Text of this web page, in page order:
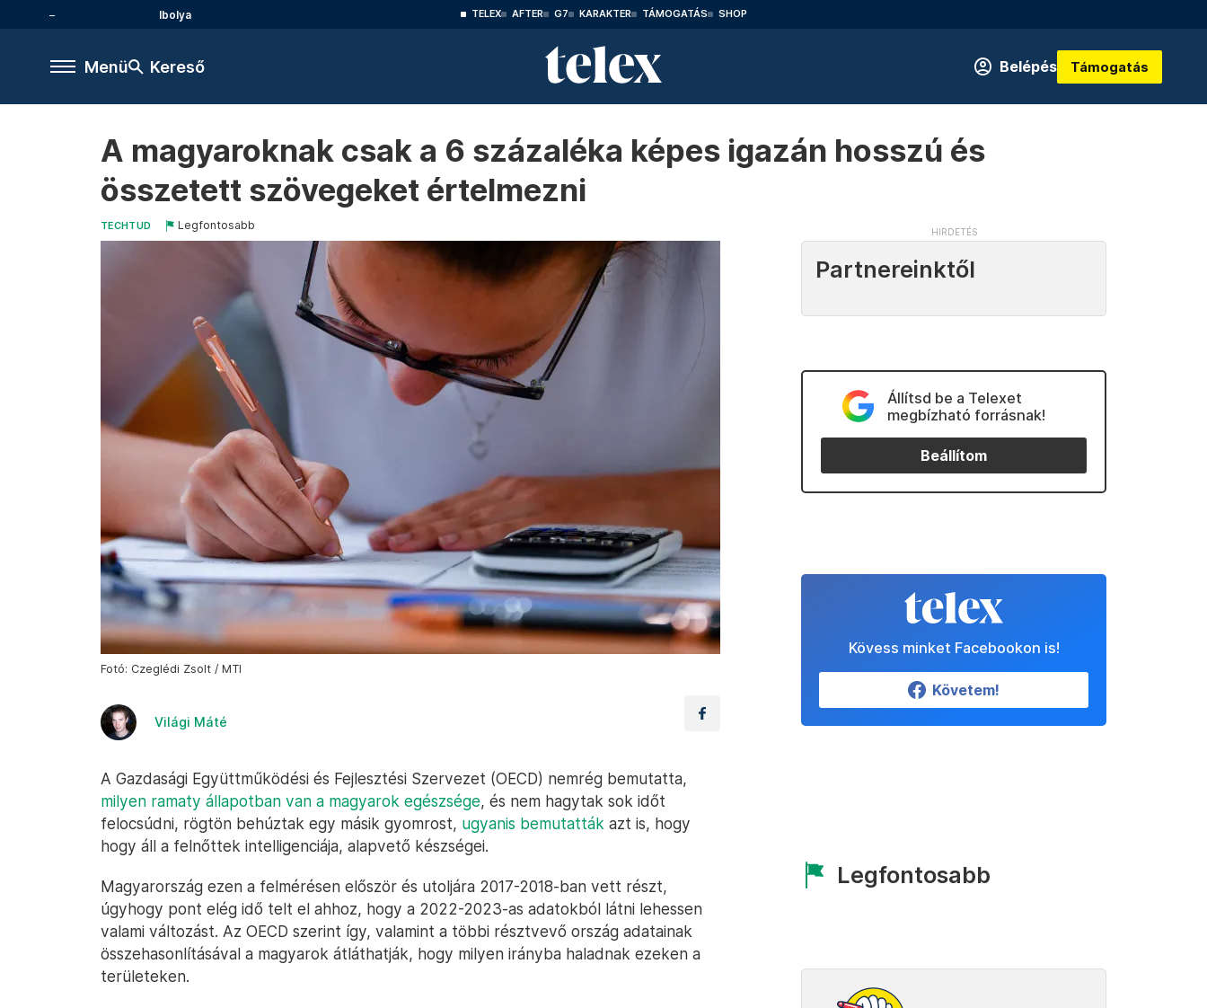
Ibolya TELEX AFTER G7 KARAKTER TÁMOGATÁS SHOP
Menü Kereső Belépés Támogatás
A magyaroknak csak a 6 százaléka képes igazán hosszú és
összetett szövegeket értelmezni
TECHTUD Legfontosabb
Fotó: Czeglédi Zsolt / MTI
Világi Máté
A Gazdasági Együttműködési és Fejlesztési Szervezet (OECD) nemrég bemutatta,
milyen ramaty állapotban van a magyarok egészsége, és nem hagytak sok időt
felocsúdni, rögtön behúztak egy másik gyomrost, ugyanis bemutatták azt is, hogy
hogy áll a felnőttek intelligenciája, alapvető készségei.
Magyarország ezen a felmérésen először és utoljára 2017-2018-ban vett részt,
úgyhogy pont elég idő telt el ahhoz, hogy a 2022-2023-as adatokból látni lehessen
valami változást. Az OECD szerint így, valamint a többi résztvevő ország adatainak
összehasonlításával a magyarok átláthatják, hogy milyen irányba haladnak ezeken a
területeken.
Partnereinktől
Állítsd be a Telexet
megbízható forrásnak!
Beállítom
Kövess minket Facebookon is!
Követem!
Legfontosabb